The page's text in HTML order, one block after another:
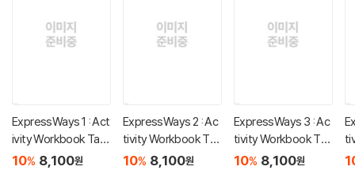
ExpressWays 1 : Act
ivity Workbook Tap
e
10% 8,100원
ExpressWays 2 : Ac
tivity Workbook Tap
e
10% 8,100원
ExpressWays 3 : Ac
tivity Workbook Tap
e
10% 8,100원
e